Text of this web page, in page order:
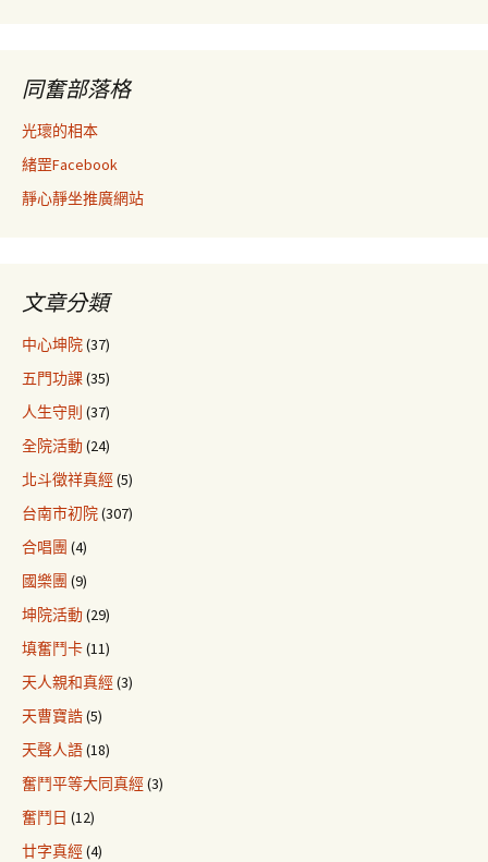
同奮部落格
光瓌的相本
緒罡Facebook
靜心靜坐推廣網站
文章分類
中心坤院(37)
五門功課(35)
人生守則 (37)
全院活動(24)
北斗徵祥真經(5)
台南市初院(307)
合唱團 (4)
國樂團 (9)
坤院活動(29)
填奮鬥卡(11)
天人親和真經(3)
天曹寶誥(5)
天聲人語(18)
奮鬥平等大同真經(3)
奮鬥日 (12)
廿字真經(4)